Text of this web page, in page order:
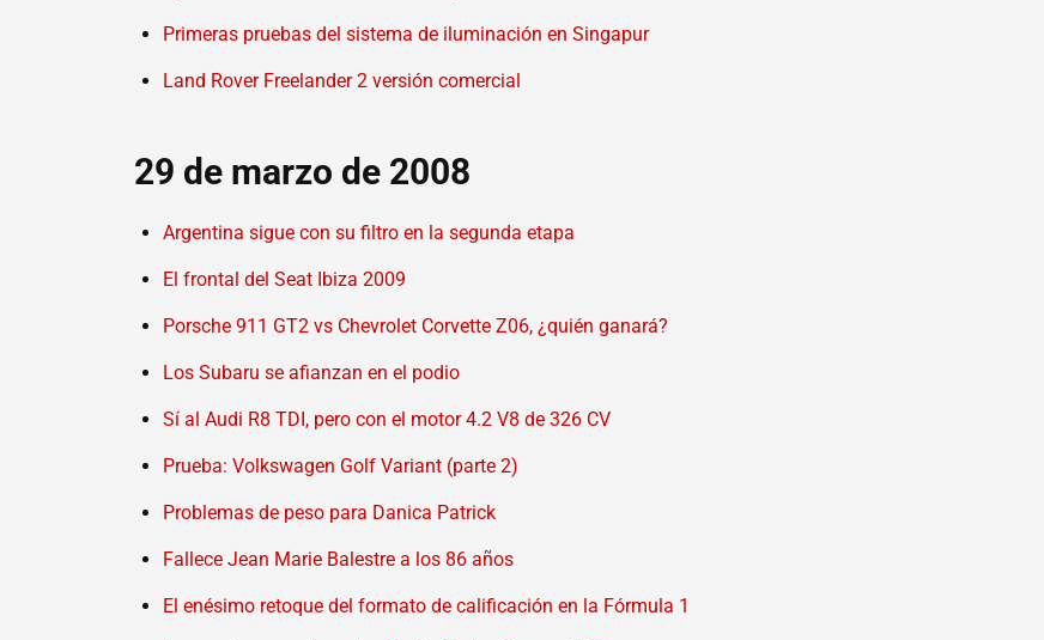
Primeras pruebas del sistema de iluminación en Singapur
Land Rover Freelander 2 versión comercial
29 de marzo de 2008
Argentina sigue con su filtro en la segunda etapa
El frontal del Seat Ibiza 2009
Porsche 911 GT2 vs Chevrolet Corvette Z06, ¿quién ganará?
Los Subaru se afianzan en el podio
Sí al Audi R8 TDI, pero con el motor 4.2 V8 de 326 CV
Prueba: Volkswagen Golf Variant (parte 2)
Problemas de peso para Danica Patrick
Fallece Jean Marie Balestre a los 86 años
El enésimo retoque del formato de calificación en la Fórmula 1